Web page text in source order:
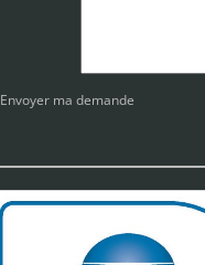
Envoyer ma demande